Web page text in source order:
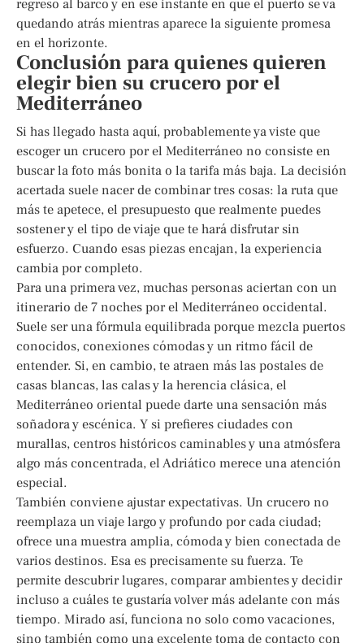
regreso al barco y en ese instante en que el puerto se va
quedando atrás mientras aparece la siguiente promesa
en el horizonte.
Conclusión para quienes quieren
elegir bien su crucero por el
Mediterráneo
Si has llegado hasta aquí, probablemente ya viste que
escoger un crucero por el Mediterráneo no consiste en
buscar la foto más bonita o la tarifa más baja. La decisión
acertada suele nacer de combinar tres cosas: la ruta que
más te apetece, el presupuesto que realmente puedes
sostener y el tipo de viaje que te hará disfrutar sin
esfuerzo. Cuando esas piezas encajan, la experiencia
cambia por completo.
Para una primera vez, muchas personas aciertan con un
itinerario de 7 noches por el Mediterráneo occidental.
Suele ser una fórmula equilibrada porque mezcla puertos
conocidos, conexiones cómodas y un ritmo fácil de
entender. Si, en cambio, te atraen más las postales de
casas blancas, las calas y la herencia clásica, el
Mediterráneo oriental puede darte una sensación más
soñadora y escénica. Y si prefieres ciudades con
murallas, centros históricos caminables y una atmósfera
algo más concentrada, el Adriático merece una atención
especial.
También conviene ajustar expectativas. Un crucero no
reemplaza un viaje largo y profundo por cada ciudad;
ofrece una muestra amplia, cómoda y bien conectada de
varios destinos. Esa es precisamente su fuerza. Te
permite descubrir lugares, comparar ambientes y decidir
incluso a cuáles te gustaría volver más adelante con más
tiempo. Mirado así, funciona no solo como vacaciones,
sino también como una excelente toma de contacto con